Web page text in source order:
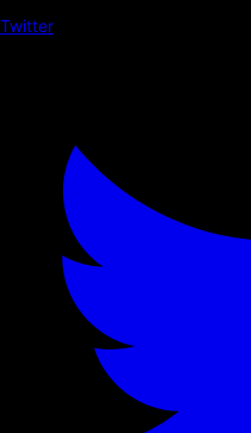
Twitter